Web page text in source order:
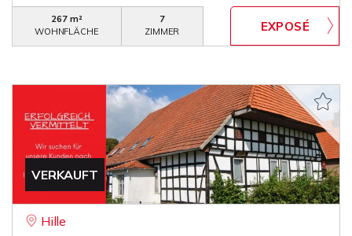
267 m²
WOHNFLÄCHE
7
ZIMMER
VERKAUFT
Hille